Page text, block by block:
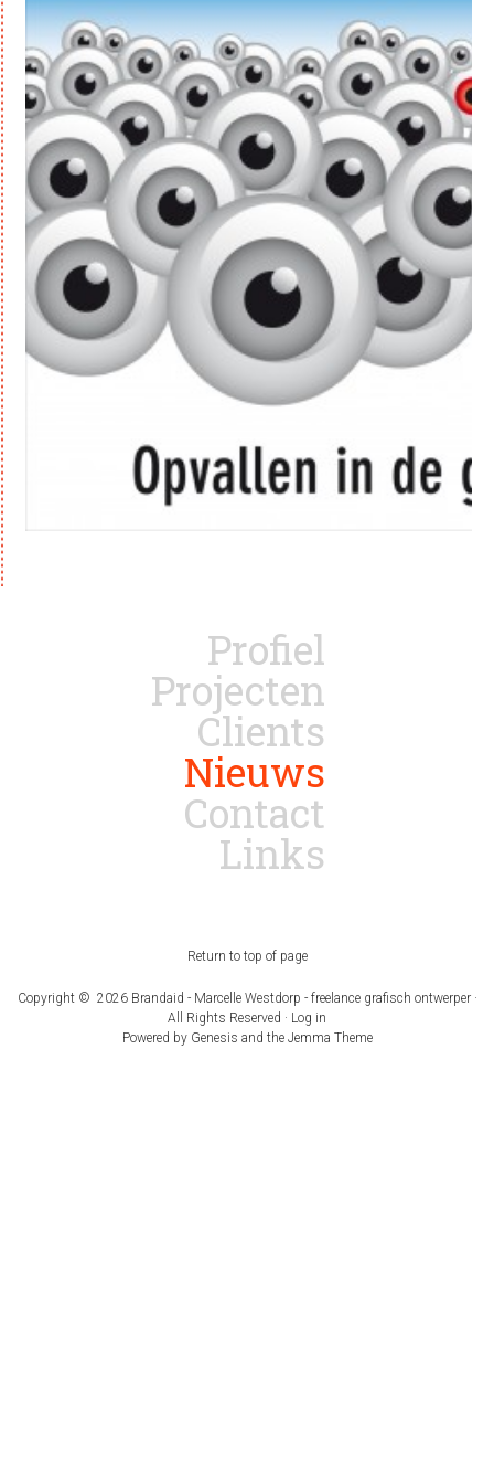
Profiel
Projecten
Clients
Nieuws
Contact
Links
Return to top of page
Copyright © 2026 Brandaid - Marcelle Westdorp - freelance grafisch ontwerper ·
All Rights Reserved · Log in
Powered by Genesis and the Jemma Theme